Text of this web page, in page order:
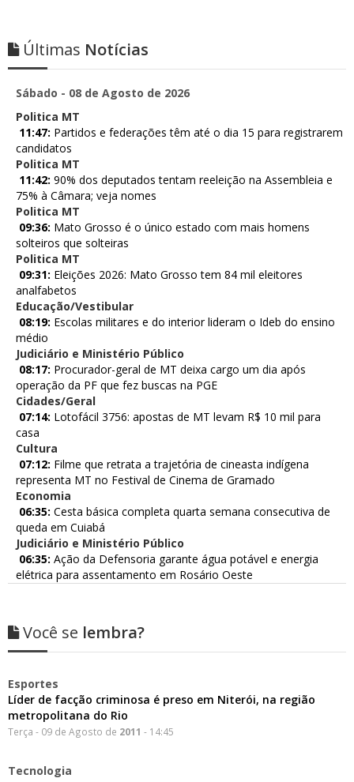
Últimas Notícias
Sábado - 08 de Agosto de 2026
Politica MT
11:47: Partidos e federações têm até o dia 15 para registrarem
candidatos
Politica MT
11:42: 90% dos deputados tentam reeleição na Assembleia e
75% à Câmara; veja nomes
Politica MT
09:36: Mato Grosso é o único estado com mais homens
solteiros que solteiras
Politica MT
09:31: Eleições 2026: Mato Grosso tem 84 mil eleitores
analfabetos
Educação/Vestibular
08:19: Escolas militares e do interior lideram o Ideb do ensino
médio
Judiciário e Ministério Público
08:17: Procurador-geral de MT deixa cargo um dia após
operação da PF que fez buscas na PGE
Cidades/Geral
07:14: Lotofácil 3756: apostas de MT levam R$ 10 mil para
casa
Cultura
07:12: Filme que retrata a trajetória de cineasta indígena
representa MT no Festival de Cinema de Gramado
Economia
06:35: Cesta básica completa quarta semana consecutiva de
queda em Cuiabá
Judiciário e Ministério Público
06:35: Ação da Defensoria garante água potável e energia
elétrica para assentamento em Rosário Oeste
Você se lembra?
Esportes
Líder de facção criminosa é preso em Niterói, na região
metropolitana do Rio
Terça - 09 de Agosto de 2011 - 14:45
Tecnologia